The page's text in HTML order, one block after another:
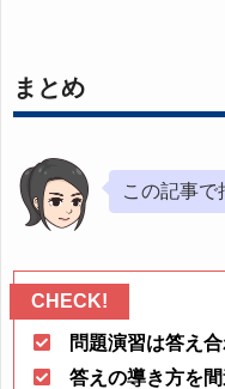
まとめ
この記事で
問題演習は答え
答えの導き方を